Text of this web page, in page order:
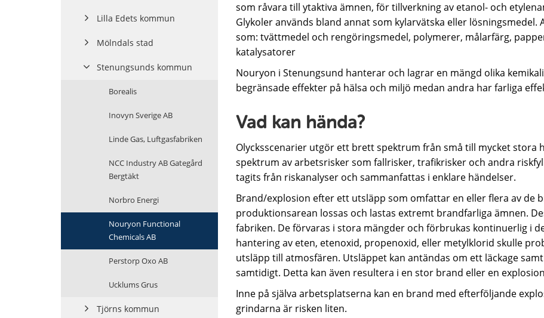
som råvara till ytaktiva ämnen, för tillverkning av etanol- och
Glykoler används bland annat som kylarvätska eller
som: tvättmedel och rengöringsmedel, polymerer, målarfärg,
katalysatorer
Nouryon i Stenungsund hanterar och lagrar en mängd olika
begränsade effekter på hälsa och miljö medan andra har farliga
Vad kan hända?
Olycksscenarier utgör ett brett spektrum från små till mycket stora
spektrum av arbetsrisker som fallrisker, trafikrisker och andra
tagits från riskanalyser och sammanfattas i enklare händelser.
Brand/explosion efter ett utsläpp som omfattar en eller flera av de
produktionsarean lossas och lastas extremt brandfarliga ämnen.
fabriken. De förvaras i stora mängder och förbrukas kontinuerlig i
hantering av eten, etenoxid, propenoxid, eller metylklorid skulle
utsläpp till atmosfären. Utsläppet kan antändas om ett läckage
samtidigt. Detta kan även resultera i en stor brand eller en
Inne på själva arbetsplatserna kan en brand med efterföljande
grindarna är risken liten.
Lilla Edets kommun
Mölndals stad
Stenungsunds kommun
Borealis
Inovyn Sverige AB
Linde Gas, Luftgasfabriken
NCC Industry AB Gategård
Bergtäkt
Norbro Energi
Nouryon Functional
Chemicals AB
Perstorp Oxo AB
Ucklums Grus
Tjörns kommun